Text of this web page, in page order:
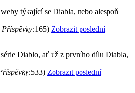
týkající se Diabla, nebo alespoň
Příspěvky:165) Zobrazit poslední
Diablo, ať už z prvního dílu Diabla,
533) Zobrazit poslední